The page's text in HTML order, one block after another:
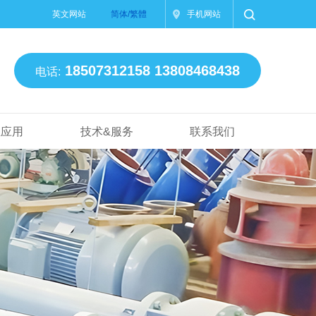
手机网站
英文网站 简体/繁體
电话: 18507312158 13808468438
用 技术&服务 联系我们